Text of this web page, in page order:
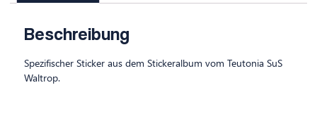
Beschreibung
Spezifischer Sticker aus dem Stickeralbum vom Teutonia SuS
Waltrop.